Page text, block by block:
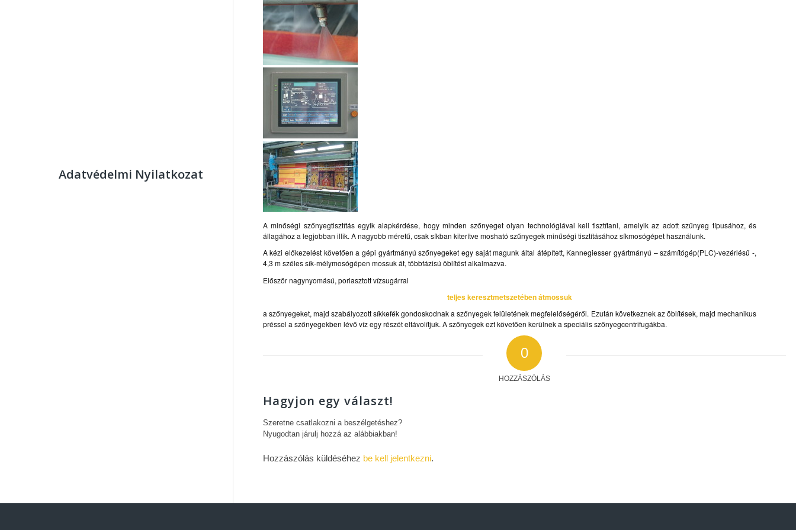
A minőségi szőnyegtisztítás egyik alapkérdése, hogy minden szőnyeget olyan technológiával kell tisztítani, amelyik az adott szűnyeg típusához, és
állagához a legjobban illik. A nagyobb méretű, csak síkban kiterítve mosható szűnyegek minűségi tisztításához síkmosógépet használunk.
A kézi előkezelést követően a gépi gyártmányú szőnyegeket egy saját magunk által átépített, Kannegiesser gyártmányú – számítógép(PLC)-vezérlésű -,
4,3 m széles sík-mélymosógépen mossuk át, többfázisú öblítést alkalmazva.
Először nagynyomású, porlasztott vízsugárral
teljes keresztmetszetében átmossuk
a szőnyegeket, majd szabályozott síkkefék gondoskodnak a szőnyegek felületének megfelelőségéről. Ezután következnek az öblítések, majd mechanikus
préssel a szőnyegekben lévő víz egy részét eltávolítjuk. A szőnyegek ezt követően kerülnek a speciális szőnyegcentrifugákba.
0
HOZZÁSZÓLÁS
Hagyjon egy választ!
Szeretne csatlakozni a beszélgetéshez?
Nyugodtan járulj hozzá az alábbiakban!
Hozzászólás küldéséhez be kell jelentkezni.
Adatvédelmi Nyilatkozat